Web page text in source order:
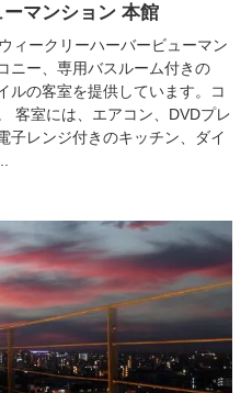
マンション 本館
ィークリーハーバービューマン
ニー、専用バスルーム付きの
ルの客室を提供しています。コ
客室には、エアコン、DVDプレ
子レンジ付きのキッチン、ダイ